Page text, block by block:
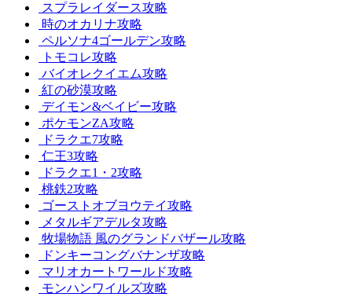
スプラレイダース攻略
時のオカリナ攻略
ペルソナ4ゴールデン攻略
トモコレ攻略
バイオレクイエム攻略
紅の砂漠攻略
デイモン&ベイビー攻略
ポケモンZA攻略
ドラクエ7攻略
仁王3攻略
ドラクエ1・2攻略
桃鉄2攻略
ゴーストオブヨウテイ攻略
メタルギアデルタ攻略
牧場物語 風のグランドバザール攻略
ドンキーコングバナンザ攻略
マリオカートワールド攻略
モンハンワイルズ攻略